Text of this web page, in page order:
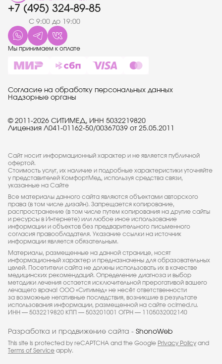
+7 (495) 324-89-85
С 9:00 до 19:00
Мы принимаем к оплате
© 2011-2026 СИТИМЕД, ИНН 5032219820
Лицензия Л041-01162-50/00367039 от 25.05.2011
Согласие на обработку персональных данных
Надзорные органы
Сайт носит информационный характер и не является публичной
офертой.
Стоимость услуг, их наличие и подробные характеристики уточняйте
у представителей КомфортМед, используя средства связи,
указанные на Сайте
Все материалы данного сайта являются объектами авторского
права (в том числе дизайн). Запрещается копирование,
распространение (в том числе путем копирования на другие сайты
и ресурсы в Интернете) или любое иное использование
информации и объектов без предварительного письменного
согласия правообладателя. Указание ссылки на источник
информации является обязательным.
Материалы, размещенные на данной странице, носят
информационный характер и предназначены для образовательных
целей. Посетители сайта не должны использовать их в качестве
медицинских рекомендаций. Определение диагноза и выбор
методики лечения остается исключительной прерогативой вашего
лечащего врача! ООО «Ситимед» не несёт ответственности
за возможные негативные последствия, возникшие в результате
использования информации, размещенной на сайте ocimed.ru.
ИНН — 5032219820 КПП — 503201001 ОГРН — 1105032002140
Разработка и продвижение сайта - ShonoWeb
This site is protected by reCAPTCHA and the Google Privacy Policy and
Terms of Service apply.